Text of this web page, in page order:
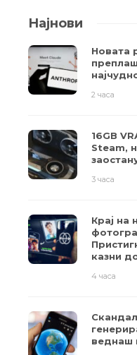
Најнови
Новата
2 часа
16GB
Steam,
3 часа
Крај на
казни
4 часа
веднаш